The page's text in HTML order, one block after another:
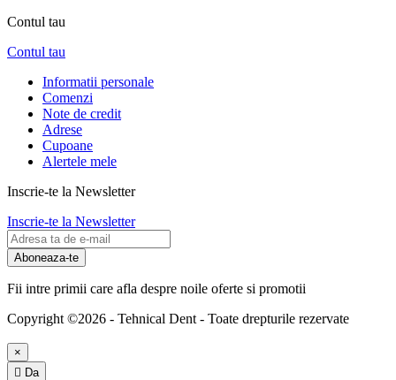
Contul tau
Contul tau
Informatii personale
Comenzi
Note de credit
Adrese
Cupoane
Alertele mele
Inscrie-te la Newsletter
Inscrie-te la Newsletter
Aboneaza-te
Fii intre primii care afla despre noile oferte si promotii
Copyright ©2026 - Tehnical Dent - Toate drepturile rezervate
×
 Da